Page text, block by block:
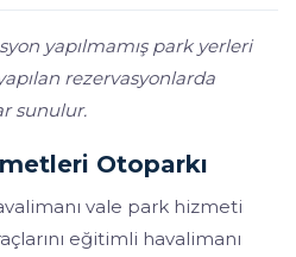
yapılmamış park yerleri
rezervasyonlarda
sunulur.
Otoparkı
vale park hizmeti
eğitimli havalimanı